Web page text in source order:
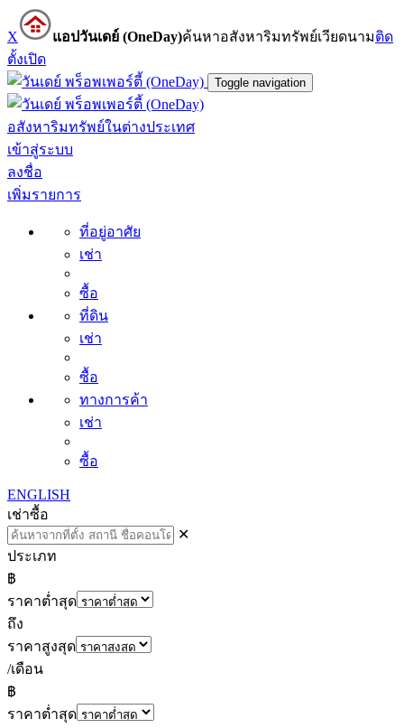
X แอปวันเดย์ (OneDay)ค้นหาอสังหาริมทรัพย์เวียดนามติด
ตั้งเปิด
Toggle navigation
อสังหาริมทรัพย์ในต่างประเทศ
เข้าสู่ระบบ
ลงชื่อ
เพิ่มรายการ
ที่อยู่อาศัย
เช่า
ซื้อ
ที่ดิน
เช่า
ซื้อ
ทางการค้า
เช่า
ซื้อ
ENGLISH
เช่าซื้อ
✕
ประเภท
฿
ราคาต่ำสุด
ถึง
ราคาสูงสุด
/เดือน
฿
ราคาต่ำสุด